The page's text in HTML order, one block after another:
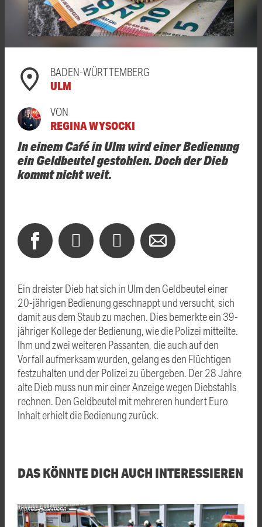
BADEN-WÜRTTEMBERG
ULM
VON
REGINA WYSOCKI
In einem Café in Ulm wird einer Bedienung
ein Geldbeutel gestohlen. Doch der Dieb
kommt nicht weit.
Ein dreister Dieb hat sich in Ulm den Geldbeutel einer
20-jährigen Bedienung geschnappt und versucht, sich
damit aus dem Staub zu machen. Dies bemerkte ein 39-
jähriger Kollege der Bedienung, wie die Polizei mitteilte.
Ihm und zwei weiteren Passanten, die auch auf den
Vorfall aufmerksam wurden, gelang es den Flüchtigen
festzuhalten und der Polizei zu übergeben. Der 28 Jahre
alte Dieb muss nun mir einer Anzeige wegen Diebstahls
rechnen. Den Geldbeutel mit mehreren hundert Euro
Inhalt erhielt die Bedienung zurück.
DAS KÖNNTE DICH AUCH INTERESSIEREN
Thomas Heckmann